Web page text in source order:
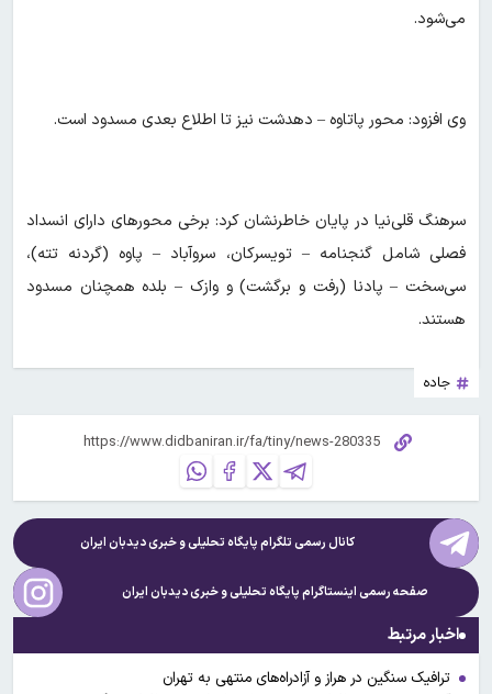
می‌شود.
وی افزود: محور پاتاوه – دهدشت نیز تا اطلاع بعدی مسدود است.
سرهنگ قلی‌نیا در پایان خاطرنشان کرد: برخی محورهای دارای انسداد
فصلی شامل گنجنامه – تویسرکان، سروآباد – پاوه (گردنه تته)،
سی‌سخت – پادنا (رفت و برگشت) و وازک – بلده همچنان مسدود
هستند.
جاده
کانال رسمی تلگرام پایگاه تحلیلی و خبریدیدبان ایران
صفحه رسمی اینستاگرام پایگاه تحلیلی و خبریدیدبان ایران
اخبار مرتبط
ترافیک سنگین در هراز و آزادراه‌های منتهی به تهران